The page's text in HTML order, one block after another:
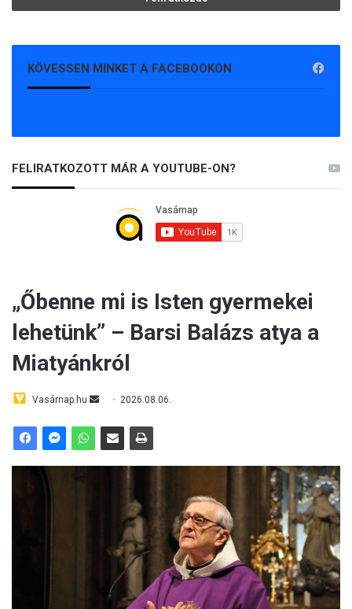
KÖVESSEN MINKET A FACEBOOKON
FELIRATKOZOTT MÁR A YOUTUBE-ON?